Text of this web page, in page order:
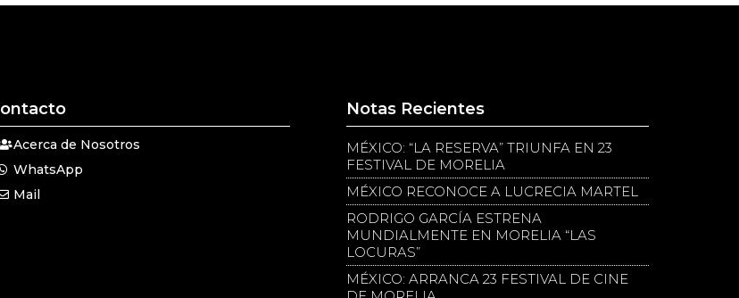
Acerca de Nosotros
WhatsApp
Mail
Notas Recientes
MÉXICO: “LA RESERVA” TRIUNFA EN 23
FESTIVAL DE MORELIA
MÉXICO RECONOCE A LUCRECIA MARTEL
RODRIGO GARCÍA ESTRENA
MUNDIALMENTE EN MORELIA “LAS
LOCURAS”
MÉXICO: ARRANCA 23 FESTIVAL DE CINE